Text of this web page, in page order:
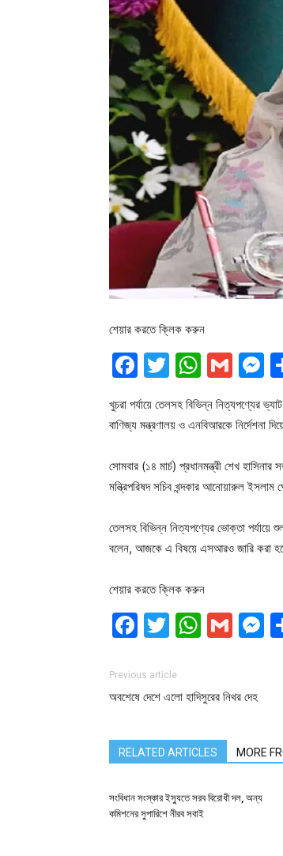
শেয়ার করতে ক্লিক করুন
Facebook
Twitter
খুচরা পর্যায়ে তেলসহ বিভিন্ন নিত্যপণ্যের
বাণিজ্য মন্ত্রণালয় ও এনবিআরকে নির্দেশনা
সোমবার (১৪ মার্চ) প্রধানমন্ত্রী শেখ হাসিনার
মন্ত্রিপরিষদ সচিব খন্দকার আনোয়ারুল ইসলাম
তেলসহ বিভিন্ন নিত্যপণ্যের ভোক্তা পর্যায়ে
বলেন, আজকে এ বিষয়ে এসআরও জারি করা
শেয়ার করতে ক্লিক করুন
Facebook
Twitter
Previous article
অবশেষে দেশে এলো হাদিসুরের নিথর দেহ
RELATED ARTICLES MORE
সংবিধান সংস্কার ইস্যুতে সরব বিরোধী দল, অন্য
কমিশনের সুপারিশে নীরব সবাই